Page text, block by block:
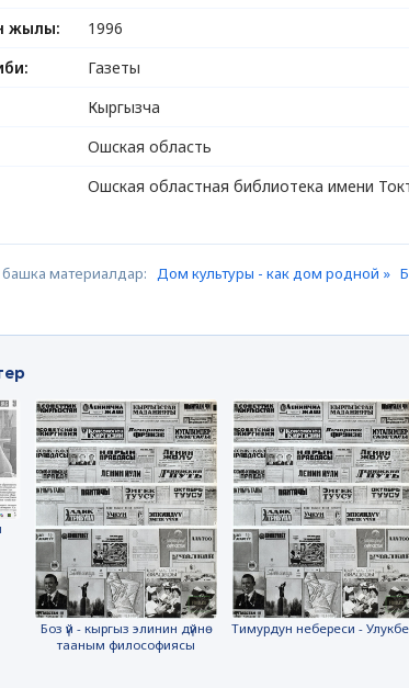
жылы:
1996
Газеты
Кыргызча
Ошская область
Ошская областная библиотека имени
башка материалдар: Дом культуры - как дом родной »
Боз үй - кыргыз элинин дүйнө
тааным философиясы
Тимурдун небереси -